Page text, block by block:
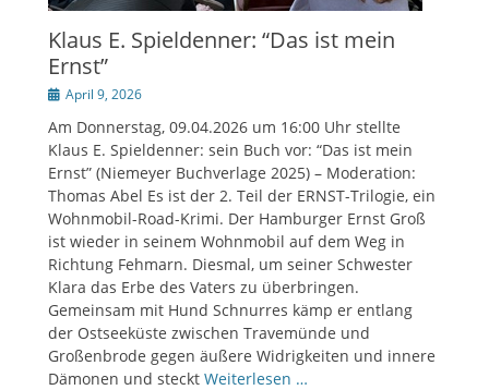
Klaus E. Spieldenner: “Das ist mein
Ernst”
Veröffentlicht
April 9, 2026
Am Donnerstag, 09.04.2026 um 16:00 Uhr stellte
Klaus E. Spieldenner: sein Buch vor: “Das ist mein
Ernst” (Niemeyer Buchverlage 2025) – Moderation:
Thomas Abel Es ist der 2. Teil der ERNST-Trilogie, ein
Wohnmobil-Road-Krimi. Der Hamburger Ernst Groß
ist wieder in seinem Wohnmobil auf dem Weg in
Richtung Fehmarn. Diesmal, um seiner Schwester
Klara das Erbe des Vaters zu überbringen.
Gemeinsam mit Hund Schnurres kämp er entlang
der Ostseeküste zwischen Travemünde und
Großenbrode gegen äußere Widrigkeiten und innere
Dämonen und steckt Weiterlesen …